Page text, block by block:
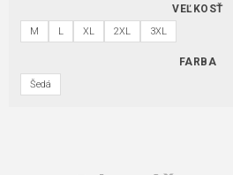
VEĽKOSŤ
M L XL 2XL 3XL
FARBA
Šedá